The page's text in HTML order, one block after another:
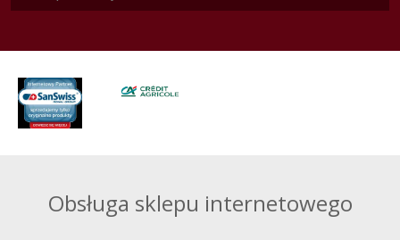
Obsługa sklepu internetowego